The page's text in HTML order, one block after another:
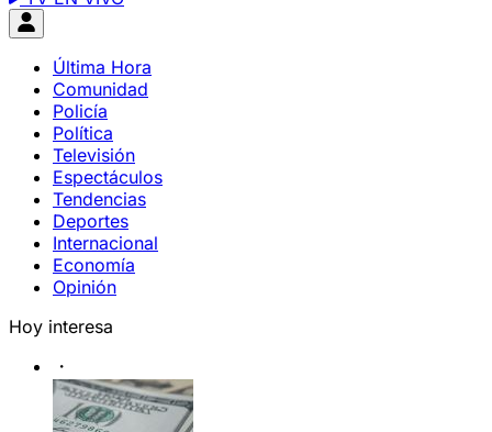
Última Hora
Comunidad
Policía
Política
Televisión
Espectáculos
Tendencias
Deportes
Internacional
Economía
Opinión
Hoy interesa